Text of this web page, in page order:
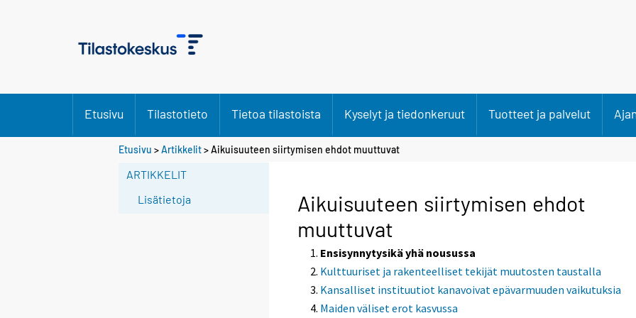
Etusivu Tilastotieto Tietoa tilastoista Kyselyt ja tiedonkeruut Tuotteet ja palvelut
Etusivu >Artikkelit> Aikuisuuteen siirtymisen ehdot muuttuvat
ARTIKKELIT
Lisätietoja
Aikuisuuteen siirtymisen ehdot
muuttuvat
Ensisynnytysikä yhä nousussa
Kulttuuriset ja rakenteelliset tekijät muutosten taustalla
Kansalliset instituutiot kanavoivat epävarmuuden vaikutuksia
Maiden väliset erot kasvussa